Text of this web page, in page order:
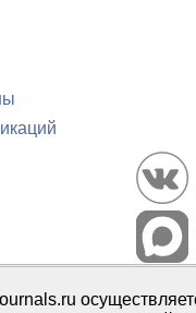
изданий PsyJournals.ru,
материалов